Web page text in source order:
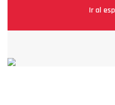
Ir al